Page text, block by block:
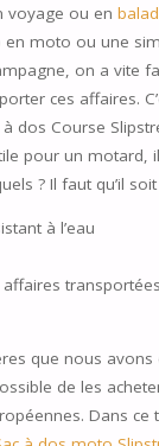
voyage ou en
en moto ou une
on a vite
ces affaires.
dos Course
pour un motard,
? Il faut qu’il soit
à l’eau
transportées
que nous avons
de les
Dans ce